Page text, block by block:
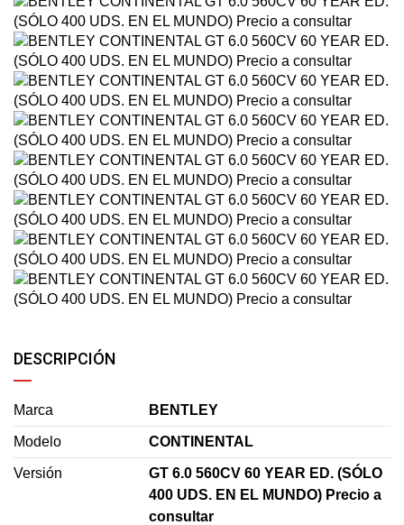
DESCRIPCIÓN
Marca BENTLEY
Modelo CONTINENTAL
Versión
GT 6.0 560CV 60 YEAR ED. (SÓLO
400 UDS. EN EL MUNDO) Precio a
consultar